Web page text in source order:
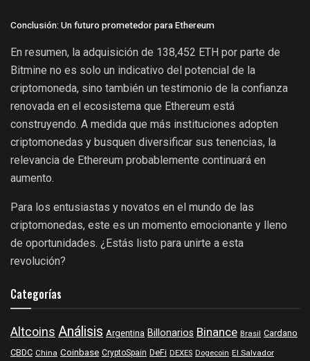
Conclusión: Un futuro prometedor para Ethereum
En resumen, la adquisición de 138,452 ETH por parte de
Bitmine no es solo un indicativo del potencial de la
criptomoneda, sino también un testimonio de la confianza
renovada en el ecosistema que Ethereum está
construyendo. A medida que más instituciones adopten
criptomonedas y busquen diversificar sus tenencias, la
relevancia de Ethereum probablemente continuará en
aumento.
Para los entusiastas y novatos en el mundo de las
criptomonedas, este es un momento emocionante y lleno
de oportunidades. ¿Estás listo para unirte a esta
revolución?
Categorías
AltcoinsAnálisis Argentina Billonarios Binance Brasil Cardano
CBDC China Coinbase CryptoSpain DeFi DEXES Dogecoin El Salvador